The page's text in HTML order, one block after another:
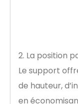
2. La position
Le support
de hauteur,
en